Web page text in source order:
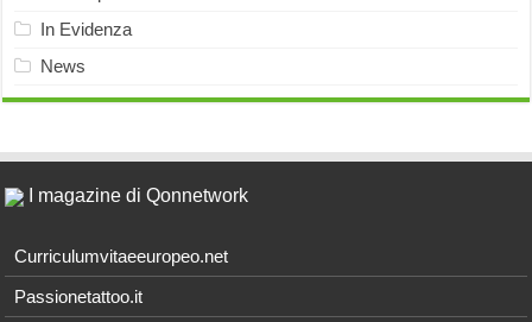
In Evidenza
News
I magazine di Qonnetwork
Curriculumvitaeeuropeo.net
Passionetattoo.it